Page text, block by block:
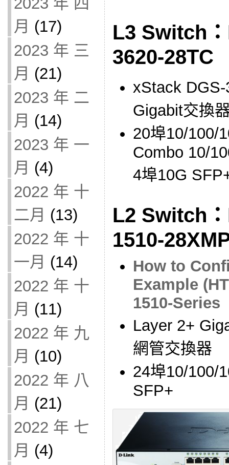
月 (17)
2023 年 三
月 (21)
2023 年 二
月 (14)
2023 年 一
月 (4)
2022 年 十
二月 (13)
2022 年 十
一月 (14)
2022 年 十
月 (11)
2022 年 九
月 (10)
2022 年 八
月 (21)
2022 年 七
月 (4)
L3 Switch
3620-28TC
xStack
Gigabit交換
20埠10/100/
Combo 10/
4埠10G
L2 Switch
1510-
How to
Example
1510-Series
Layer 2+
網管交換器
24埠10/100/
SFP+